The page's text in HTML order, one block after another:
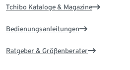
Tchibo Kataloge & Magazine
Bedienungsanleitungen
Ratgeber & Größenberater